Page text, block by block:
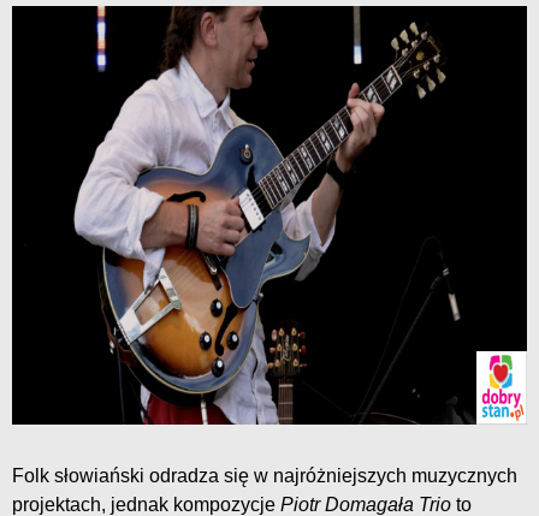
Folk słowiański odradza się w najróżniejszych muzycznych
projektach, jednak kompozycje Piotr Domagała Trio to